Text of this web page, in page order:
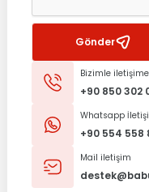
Gönder
Bizimle
+90 850 302
Whatsapp
+90 554 558
Mail iletişim